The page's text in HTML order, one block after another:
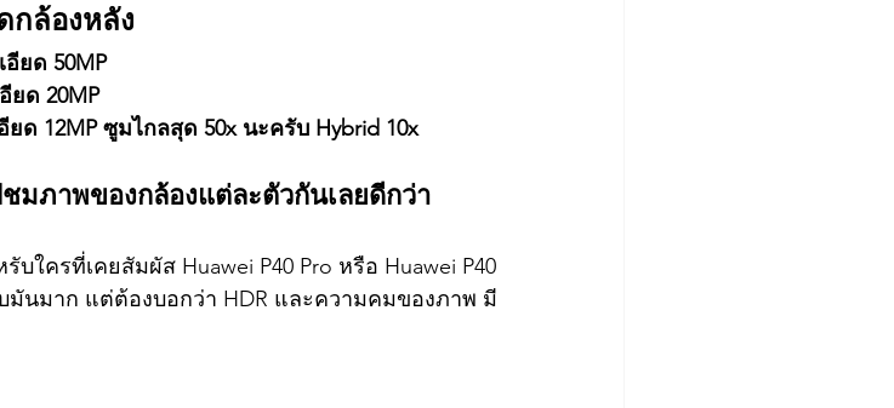
กล้องหลัง
ยด 50MP
ยด 20MP
ด 12MP ซูมไกลสุด 50x นะครับ Hybrid 10x
ชมภาพของกล้องแต่ละตัวกันเลยดีกว่า
ใครที่เคยสัมผัส Huawei P40 Pro หรือ Huawei P40
มันมาก แต่ต้องบอกว่า HDR และความคมของภาพ มี